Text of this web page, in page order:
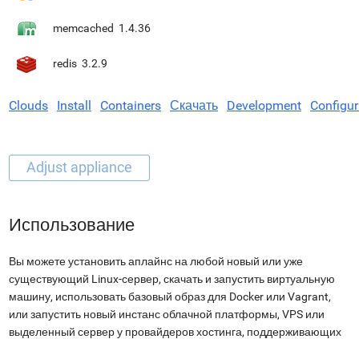
memcached 1.4.36
redis 3.2.9
Clouds Install Containers Скачать Development
Использование
Вы можете установить аплайнс на любой новый или уже
существующий Linux-сервер, скачать и запустить виртуальную
машину, использовать базовый образ для Docker или Vagrant,
или запустить новый инстанс облачной платформы, VPS или
выделенный сервер у провайдеров хостинга, поддерживающих